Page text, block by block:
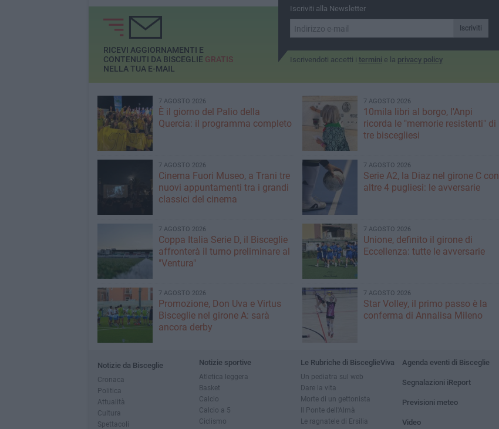
dell'annegamento
locali con laboratori,
risposto. Ora servono
pensionamenti, assunzioni
e uffici in sofferenza»
Iscriviti alla Newsletter
Iscriviti
Iscrivendoti accetti i termini e la privacy policy
RICEVI AGGIORNAMENTI E
CONTENUTI DA BISCEGLIE GRATIS
NELLA TUA E-MAIL
7 AGOSTO 2026
È il giorno del Palio della
Quercia: il programma completo
7 AGOSTO 2026
10mila libri al borgo, l'Anpi
ricorda le "memorie resistenti" di
tre biscegliesi
7 AGOSTO 2026
Cinema Fuori Museo, a Trani tre
nuovi appuntamenti tra i grandi
classici del cinema
7 AGOSTO 2026
Serie A2, la Diaz nel girone C con
altre 4 pugliesi: le avversarie
7 AGOSTO 2026
Coppa Italia Serie D, il Bisceglie
affronterà il turno preliminare al
"Ventura"
7 AGOSTO 2026
Unione, definito il girone di
Eccellenza: tutte le avversarie
7 AGOSTO 2026
Promozione, Don Uva e Virtus
Bisceglie nel girone A: sarà
ancora derby
7 AGOSTO 2026
Star Volley, il primo passo è la
conferma di Annalisa Mileno
Notizie da Bisceglie
Cronaca
Politica
Attualità
Cultura
Spettacoli
Notizie sportive
Atletica leggera
Basket
Calcio
Calcio a 5
Ciclismo
Le Rubriche di BisceglieViva
Un pediatra sul web
Dare la vita
Morte di un gettonista
Il Ponte dell'Almà
Le ragnatele di Ersilia
Agenda eventi di Bisceglie
Segnalazioni iReport
Previsioni meteo
Video